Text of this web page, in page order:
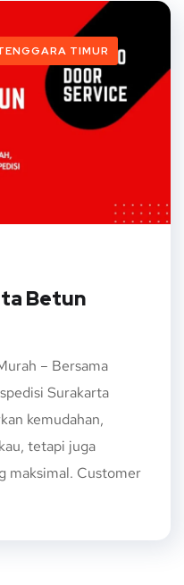
TIMUR
Betun
– Bersama
Surakarta
kemudahan,
tetapi juga
maksimal. Customer